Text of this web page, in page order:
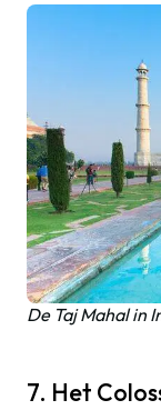
De Taj Mahal in
7. Het